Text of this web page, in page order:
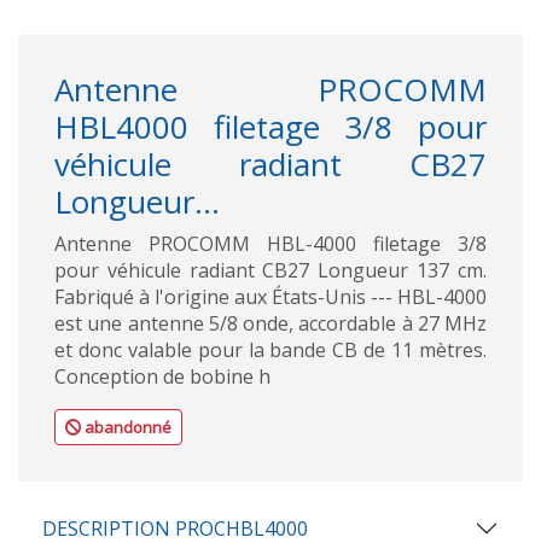
Antenne PROCOMM
HBL4000 filetage 3/8 pour
véhicule radiant CB27
Longueur...
Antenne PROCOMM HBL-4000 filetage 3/8
pour véhicule radiant CB27 Longueur 137 cm.
Fabriqué à l'origine aux États-Unis --- HBL-4000
est une antenne 5/8 onde, accordable à 27 MHz
et donc valable pour la bande CB de 11 mètres.
Conception de bobine h
abandonné
DESCRIPTION PROCHBL4000